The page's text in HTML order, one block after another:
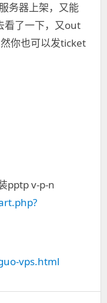
务器上架，又能
看了一下，又out
你也可以发ticket
pptp v-p-n
vps.html